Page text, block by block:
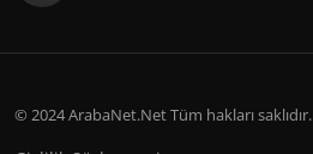
© 2024 ArabaNet.Net Tüm hakları saklıdır.